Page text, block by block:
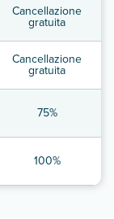
Cancellazione
gratuita
Cancellazione
gratuita
75%
100%